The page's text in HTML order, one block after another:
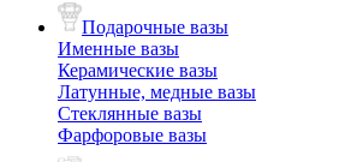
Подарочные вазы
Именные вазы
Керамические вазы
Латунные, медные вазы
Стеклянные вазы
Фарфоровые вазы